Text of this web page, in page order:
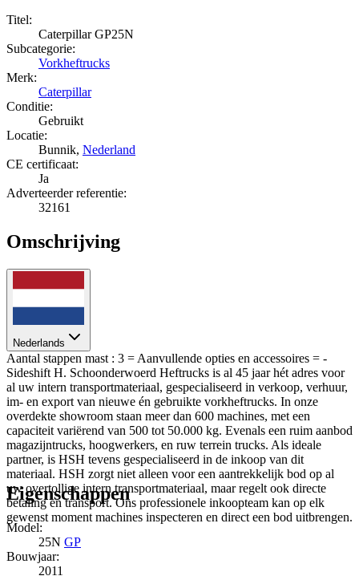
Titel:
Caterpillar GP25N
Subcategorie:
Vorkheftrucks
Merk:
Caterpillar
Conditie:
Gebruikt
Locatie:
Bunnik, Nederland
CE certificaat:
Ja
Adverteerder referentie:
32161
Omschrijving
Nederlands
Aantal stappen mast : 3 = Aanvullende opties en accessoires = -
Sideshift H. Schoonderwoerd Heftrucks is al 45 jaar hét adres voor
al uw intern transportmateriaal, gespecialiseerd in verkoop, verhuur,
im- en export van nieuwe én gebruikte vorkheftrucks. In onze
overdekte showroom staan meer dan 600 machines, met een
capaciteit variërend van 500 tot 50.000 kg. Evenals een ruim aanbod
magazijntrucks, hoogwerkers, en ruw terrein trucks. Als ideale
partner, is HSH tevens gespecialiseerd in de inkoop van dit
materiaal. HSH zorgt niet alleen voor een aantrekkelijk bod op al
uw overtollige intern transportmateriaal, maar regelt ook directe
betaling en transport. Ons professionele inkoopteam kan op elk
gewenst moment machines inspecteren en direct een bod uitbrengen.
Eigenschappen
Model:
25N GP
Bouwjaar:
2011